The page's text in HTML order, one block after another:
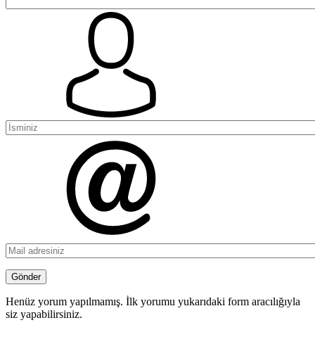
Henüz yorum yapılmamış. İlk yorumu yukarıdaki form aracılığıyla
siz yapabilirsiniz.